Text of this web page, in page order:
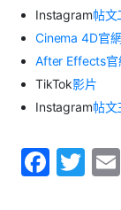
Instagram帖文
Cinema 4D官
After Effects
TikTok影片
Instagram帖文
F
T